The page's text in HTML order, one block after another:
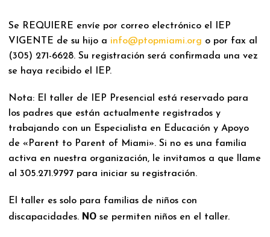
Se REQUIERE envíe por correo electrónico el IEP
VIGENTE de su hijo a info@ptopmiami.org o por fax al
(305) 271-6628. Su registración será confirmada una vez
se haya recibido el IEP.
Nota: El taller de IEP Presencial está reservado para
los padres que están actualmente registrados y
trabajando con un Especialista en Educación y Apoyo
de «Parent to Parent of Miami». Si no es una familia
activa en nuestra organización, le invitamos a que llame
al 305.271.9797 para iniciar su registración.
El taller es solo para familias de niños con
discapacidades. NO se permiten niños en el taller.